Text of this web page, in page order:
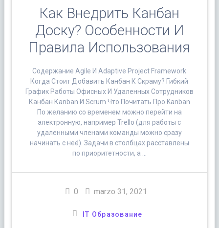
Как Внедрить Канбан
Доску? Особенности И
Правила Использования
Содержание Agile И Adaptive Project Framework
Когда Стоит Добавить Канбан К Скраму? Гибкий
График Работы Офисных И Удаленных Сотрудников
Канбан Кanban И Scrum Что Почитать Про Kanban
По желанию со временем можно перейти на
электронную, например Trello (для работы с
удаленными членами команды можно сразу
начинать с неё). Задачи в столбцах расставлены
по приоритетности, а …
0 marzo 31, 2021
IT Образование